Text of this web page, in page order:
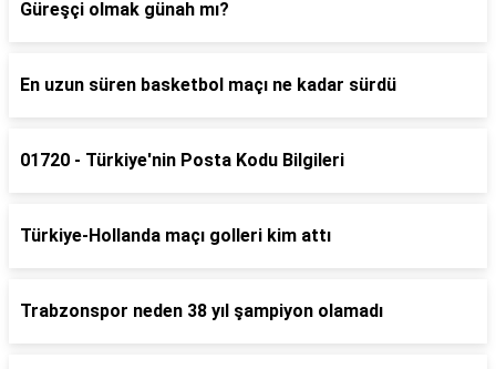
Güreşçi olmak günah mı?
En uzun süren basketbol maçı ne kadar sürdü
01720 - Türkiye'nin Posta Kodu Bilgileri
Türkiye-Hollanda maçı golleri kim attı
Trabzonspor neden 38 yıl şampiyon olamadı